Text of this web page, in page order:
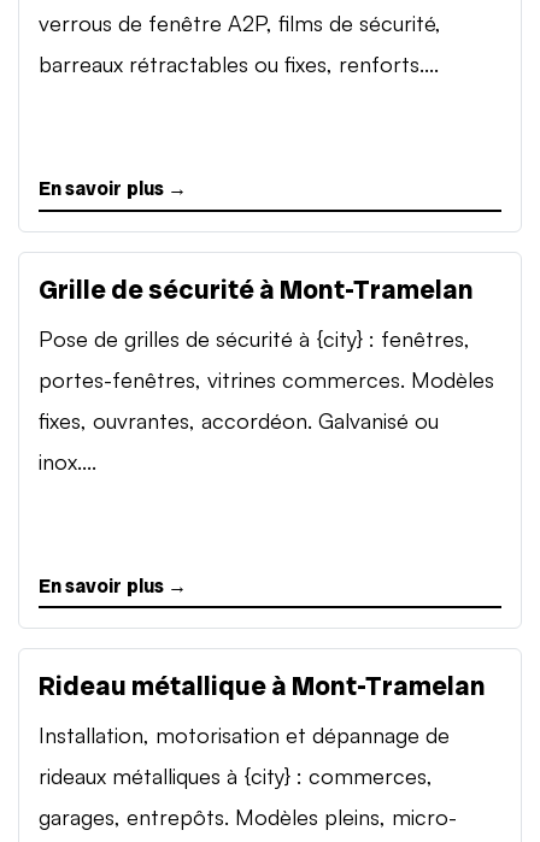
verrous de fenêtre A2P, films de sécurité,
barreaux rétractables ou fixes, renforts....
En savoir plus →
Grille de sécurité à Mont-Tramelan
Pose de grilles de sécurité à {city} : fenêtres,
portes-fenêtres, vitrines commerces. Modèles
fixes, ouvrantes, accordéon. Galvanisé ou
inox....
En savoir plus →
Rideau métallique à Mont-Tramelan
Installation, motorisation et dépannage de
rideaux métalliques à {city} : commerces,
garages, entrepôts. Modèles pleins, micro-